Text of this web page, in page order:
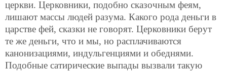
церкви. Церковники, подобно сказочным феям,
лишают массы людей разума. Какого рода деньги в
царстве фей, сказки не говорят. Церковники берут
те же деньги, что и мы, но расплачиваются
канонизациями, индульгенциями и обеднями.
Подобные сатирические выпады вызвали такую